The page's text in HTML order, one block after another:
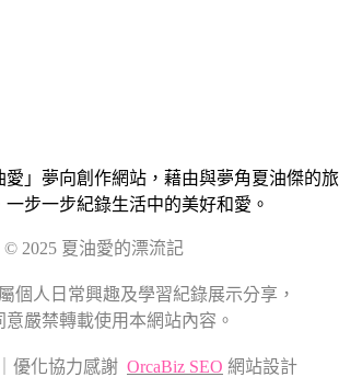
愛」夢向創作網站，藉由與夢角夏油傑的旅
步一步紀錄生活中的美好和愛。
© 2025 夏油愛的漂流記
個人日常興趣及學習紀錄展示分享，
意嚴禁轉載使用本網站內容。
優化協力感謝 OrcaBiz SEO 網站設計